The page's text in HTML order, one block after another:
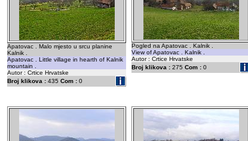
Apatovac . Malo mjesto u srcu planine
Kalnik .
Apatovac . Little village in hearth of Kalnik
mountain .
Autor : Crtice Hrvatske
Broj klikova : 435 Com : 0
Pogled na Apatovac . Kalnik .
View of Apatovac . Kalnik .
Autor : Crtice Hrvatske
Broj klikova : 275 Com : 0